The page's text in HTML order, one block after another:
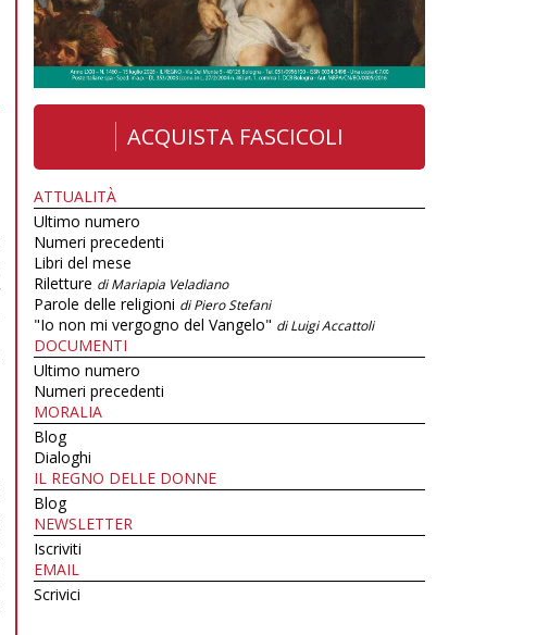
ACQUISTA FASCICOLI
ATTUALITÀ
Ultimo numero
Numeri precedenti
Libri del mese
Riletture di Mariapia Veladiano
Parole delle religioni di Piero Stefani
"Io non mi vergogno del Vangelo" di Luigi Accattoli
DOCUMENTI
Ultimo numero
Numeri precedenti
MORALIA
Blog
Dialoghi
IL REGNO DELLE DONNE
Blog
NEWSLETTER
Iscriviti
EMAIL
Scrivici